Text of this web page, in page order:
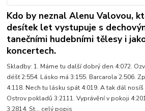
Kdo by neznal Alenu Valovou,
desítek let vystupuje s
tanečními hudebními tělesy i
koncertech.
Skladby: 1. Máme tu další dobrý den 4:072.
déšť 2:554. Lásko má 3:155. Barcarola 2:506.
4:118. Nech tu lásku spát 4:019. A tak dál
Ostrov pokladů 3:2111. Vyprávění v pokoji
3:2814. St... celý popis